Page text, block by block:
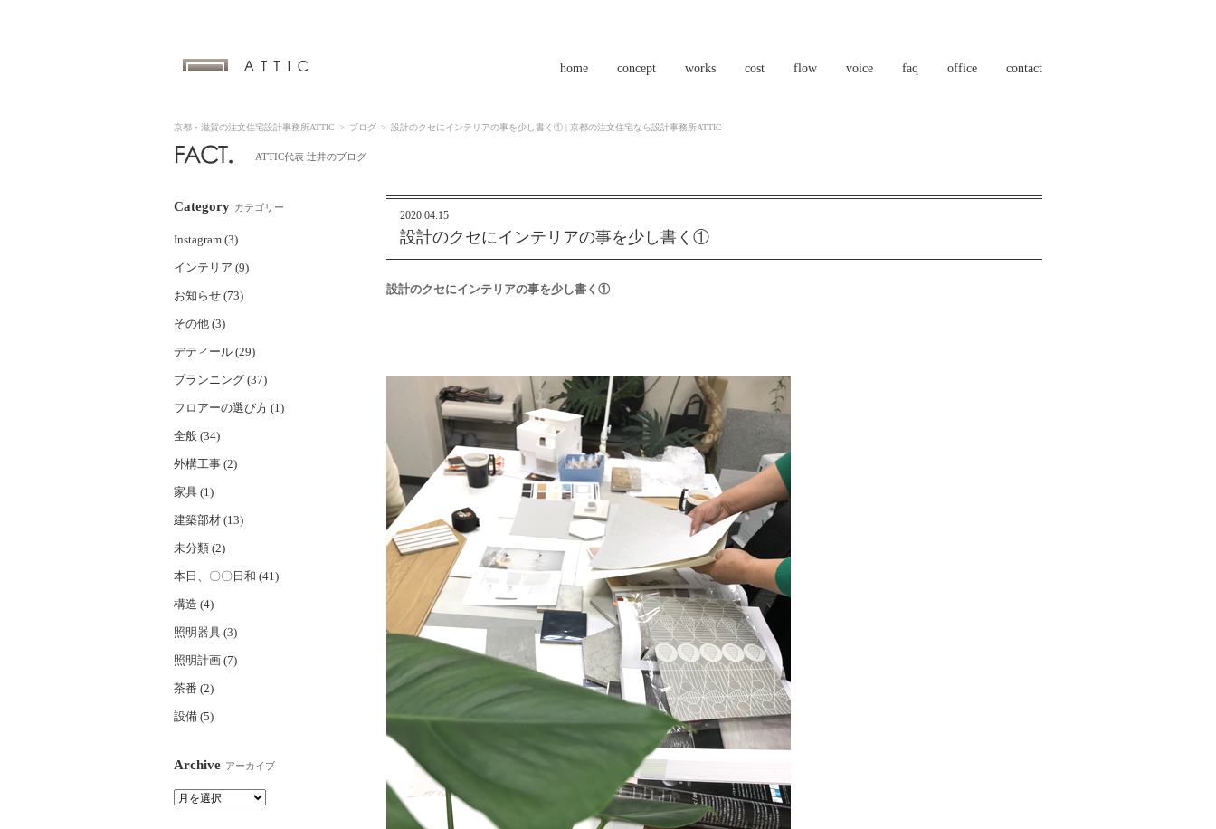
home concept works cost flow voice faq office contact
京都・滋賀の注文住宅設計事務所ATTIC > ブログ > 設計のクセにインテリアの事を少し書く① | 京都の注文住宅なら設計事務所ATTIC
ATTIC代表 辻井のブログ
2020.04.15
設計のクセにインテリアの事を少し書く①
設計のクセにインテリアの事を少し書く①
Category カテゴリー
Instagram (3)
インテリア (9)
お知らせ (73)
その他 (3)
デティール (29)
プランニング (37)
フロアーの選び方 (1)
全般 (34)
外構工事 (2)
家具 (1)
建築部材 (13)
未分類 (2)
本日、〇〇日和 (41)
構造 (4)
照明器具 (3)
照明計画 (7)
茶番 (2)
設備 (5)
Archive アーカイブ